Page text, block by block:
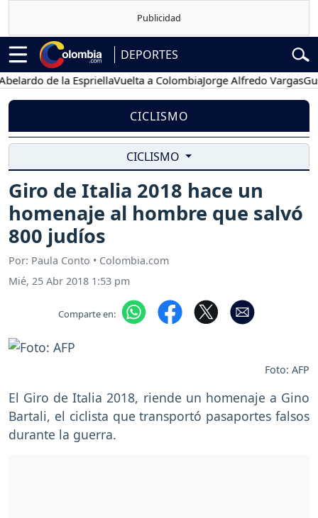
DEPORTES
de la EspriellaVuelta a ColombiaJorge Alfredo Vargas
CICLISMO
CICLISMO
Giro de Italia 2018 hace un
homenaje al hombre que salvó
800 judíos
Por: Paula Conto • Colombia.com
Mié, 25 Abr 2018 1:53 pm
Comparte en:
Foto: AFP
El Giro de Italia 2018, riende un homenaje a Gino
Bartali, el ciclista que transportó pasaportes falsos
durante la guerra.